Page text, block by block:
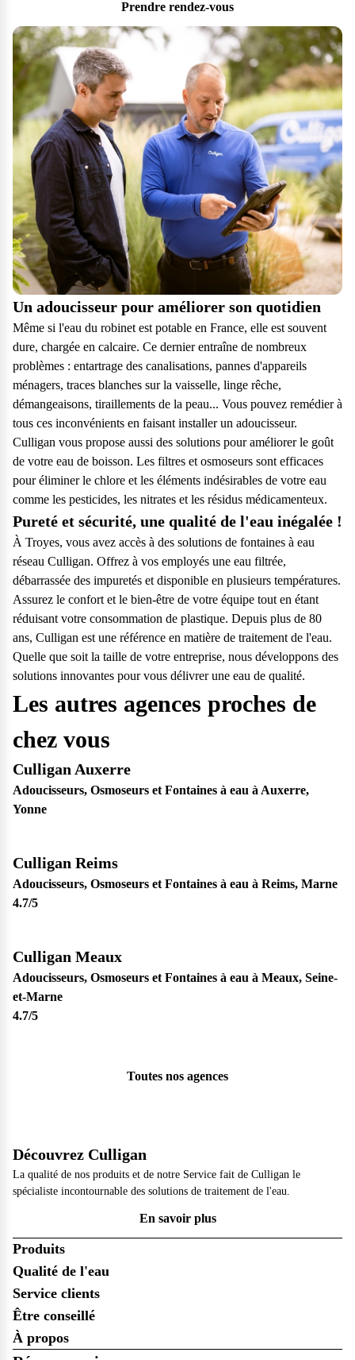
Prendre rendez-vous
Un adoucisseur pour améliorer son quotidien
Même si l'eau du robinet est potable en France, elle est souvent
dure, chargée en calcaire. Ce dernier entraîne de nombreux
problèmes : entartrage des canalisations, pannes d'appareils
ménagers, traces blanches sur la vaisselle, linge rêche,
démangeaisons, tiraillements de la peau... Vous pouvez remédier à
tous ces inconvénients en faisant installer un adoucisseur.
Culligan vous propose aussi des solutions pour améliorer le goût
de votre eau de boisson. Les filtres et osmoseurs sont efficaces
pour éliminer le chlore et les éléments indésirables de votre eau
comme les pesticides, les nitrates et les résidus médicamenteux.
Pureté et sécurité, une qualité de l'eau inégalée !
À Troyes, vous avez accès à des solutions de fontaines à eau
réseau Culligan. Offrez à vos employés une eau filtrée,
débarrassée des impuretés et disponible en plusieurs températures.
Assurez le confort et le bien-être de votre équipe tout en étant
réduisant votre consommation de plastique. Depuis plus de 80
ans, Culligan est une référence en matière de traitement de l'eau.
Quelle que soit la taille de votre entreprise, nous développons des
solutions innovantes pour vous délivrer une eau de qualité.
Les autres agences proches de
chez vous
Culligan Auxerre
Adoucisseurs, Osmoseurs et Fontaines à eau à Auxerre,
Yonne
Culligan Reims
Adoucisseurs, Osmoseurs et Fontaines à eau à Reims, Marne
4.7/5
Culligan Meaux
Adoucisseurs, Osmoseurs et Fontaines à eau à Meaux, Seine-
et-Marne
4.7/5
Toutes nos agences
Découvrez Culligan
La qualité de nos produits et de notre Service fait de Culligan le
spécialiste incontournable des solutions de traitement de l'eau.
En savoir plus
Produits
Qualité de l'eau
Service clients
Être conseillé
À propos